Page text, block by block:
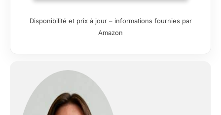
100 % et température
de couleur réglable
heures. 🖼️ LUMIÈRE
TRICOLORE
Disponibilité et prix à jour – informations fournies par
Amazon